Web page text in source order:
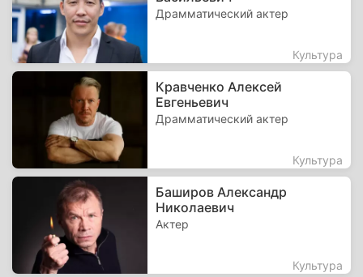
Драмматический актер
Культура
Кравченко Алексей
Евгеньевич
Драмматический актер
Культура
Баширов Александр
Николаевич
Актер
Культура